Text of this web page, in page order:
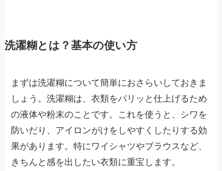
洗濯糊とは？基本の使い方
まずは洗濯糊について簡単におさらいしておきま
しょう。洗濯糊は、衣類をパリッと仕上げるため
の液体や粉末のことです。これを使うと、シワを
防いだり、アイロンがけをしやすくしたりする効
果があります。特にワイシャツやブラウスなど、
きちんと感を出したい衣類に重宝します。